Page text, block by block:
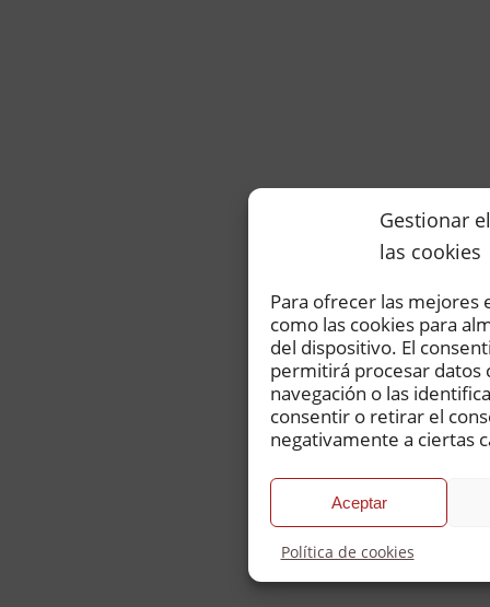
Gestionar
las cookies
Para ofrecer las mejores
como las cookies para
del dispositivo. El
permitirá procesar
navegación o las
consentir o retirar el
negativamente a ciertas
Aceptar
Política de cookies